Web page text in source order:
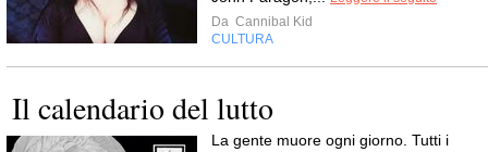
Da Cannibal Kid
CULTURA
Il calendario del lutto
La gente muore ogni giorno. Tutti i